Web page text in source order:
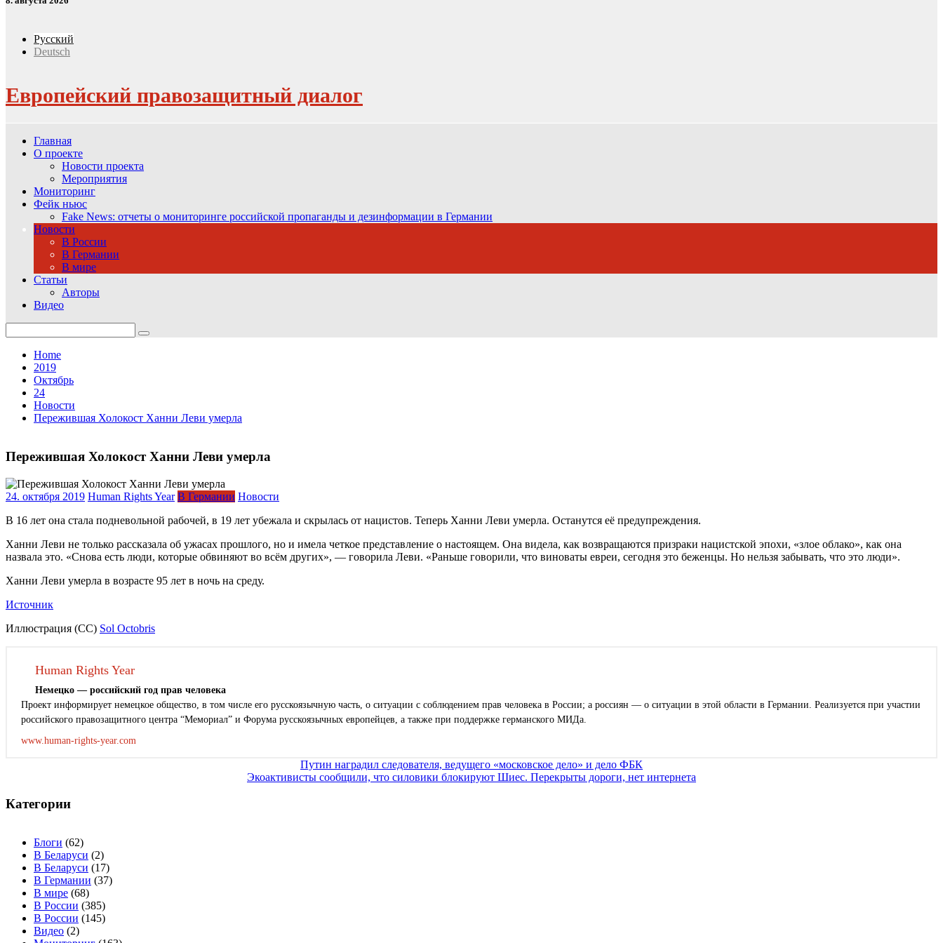
Русский
Deutsch
Европейский правозащитный диалог
Главная
О проекте
Новости проекта
Мероприятия
Мониторинг
Фейк ньюс
Fake News: отчеты о мониторинге российской пропаганды и дезинформации в Германии
Новости
В России
В Германии
В мире
Статьи
Авторы
Видео
for:
Home
2019
Октябрь
24
Новости
Пережившая Холокост Ханни Леви умерла
Пережившая Холокост Ханни Леви умерла
24. октября 2019 Human Rights Year В Германии Новости
В 16 лет она стала подневольной рабочей, в 19 лет убежала и скрылась от нацистов. Теперь Ханни Леви умерла. Останутся её предупреждения.
Ханни Леви не только рассказала об ужасах прошлого, но и имела четкое представление о настоящем. Она видела, как возвращаются призраки нацистской эпохи, «злое облако», как она
назвала это. «Снова есть люди, которые обвиняют во всём других», — говорила Леви. «Раньше говорили, что виноваты евреи, сегодня это беженцы. Но нельзя забывать, что это люди».
Ханни Леви умерла в возрасте 95 лет в ночь на среду.
Источник
Иллюстрация (CC) Sol Octobris
Human Rights Year
Немецко — российский год прав человека
Проект информирует немецкое общество, в том числе его русскоязычную часть, о ситуации с соблюдением прав человека в России; а россиян — о ситуации в этой области в Германии. Реализуется при участии
российского правозащитного центра “Мемориал” и Форума русскоязычных европейцев, а также при поддержке германского МИДа.
www.human-rights-year.com
записям
Путин наградил следователя, ведущего «московское дело» и дело ФБК
Экоактивисты сообщили, что силовики блокируют Шиес. Перекрыты дороги, нет интернета
Категории
Блоги (62)
В Беларуси (2)
В Беларуси (17)
В Германии (37)
В мире (68)
В России (385)
В России (145)
Видео (2)